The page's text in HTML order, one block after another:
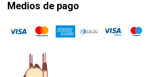
Medios de pago